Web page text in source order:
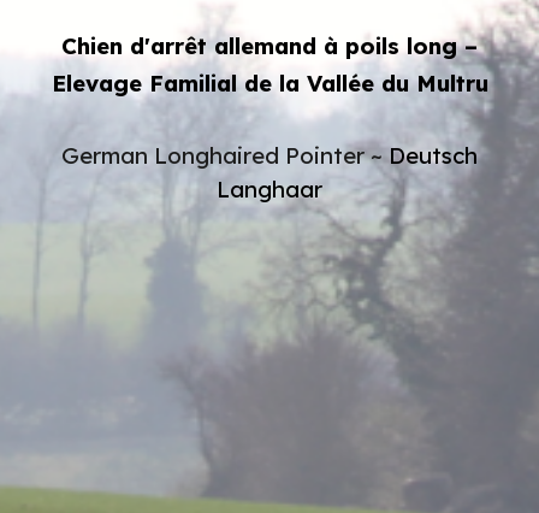
Chien d'arrêt allemand à poils long –
Elevage Familial de la Vallée du Multru
German Longhaired Pointer ~Deutsch
Langhaar